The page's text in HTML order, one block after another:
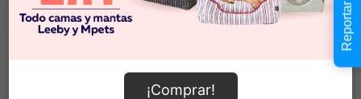
- +
disponible
Añadir al carrito
¡Comprar!